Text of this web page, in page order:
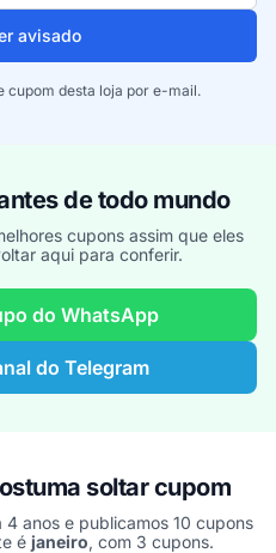
avisado
cupom desta loja por e-mail.
de todo mundo
cupons assim que eles
aqui para conferir.
do WhatsApp
do Telegram
soltar cupom
4 anos e publicamos 10 cupons
é janeiro, com 3 cupons.